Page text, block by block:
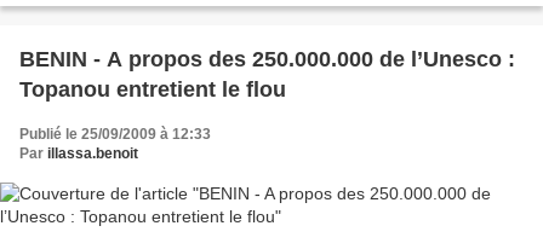
BENIN - A propos des 250.000.000 de l’Unesco :
Topanou entretient le flou
Publié le 25/09/2009 à 12:33
Par illassa.benoit